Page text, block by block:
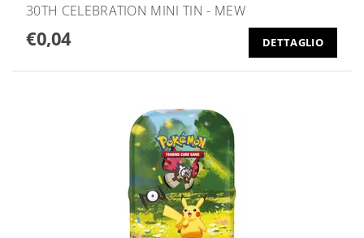
30TH CELEBRATION MINI TIN - MEW
€0,04 DETTAGLIO